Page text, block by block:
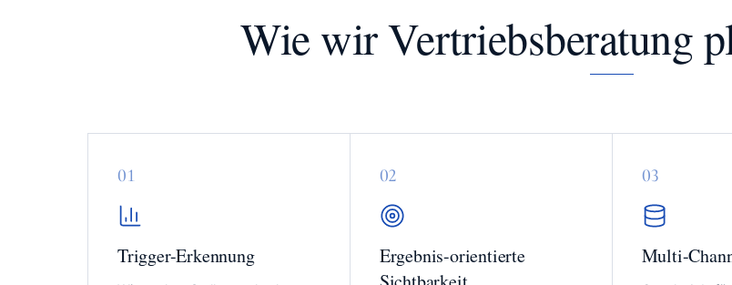
Wie wir Vertriebsberatung
01
Trigger-Erkennung
02
Ergebnis-orientierte
03
Multi-